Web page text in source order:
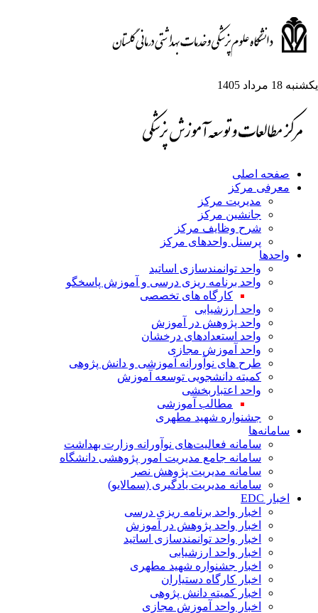
18 مرداد 1405
صفحه اصلی
معرفی مرکز
مدیریت مرکز
جانشین مرکز
شرح وظایف مرکز
پرسنل واحدهای مرکز
واحدها
واحد توانمندسازی اساتید
واحد برنامه ریزی درسی و آموزش پاسخگو
کارگاه های تخصصی
واحد ارزشیابی
واحد پژوهش در آموزش
واحد استعدادهای درخشان
واحد آموزش مجازی
طرح های نوآورانه آموزشی و دانش پژوهی
کمیته دانشجویی توسعه آموزش
واحد اعتباربخشی
مطالب آموزشی
جشنواره شهید مطهری
سامانه‌ها
سامانه فعالیت‌های نوآورانه وزارت بهداشت
سامانه جامع مدیریت امور پژوهشی دانشگاه
سامانه مدیریت پژوهش نصر
سامانه مدیریت یادگیری (سمالایو)
اخبار EDC
اخبار واحد برنامه ریزی درسی
اخبار واحد پژوهش در آموزش
اخبار واحد توانمندسازی اساتید
اخبار واحد ارزشیابی
اخبار جشنواره شهید مطهری
اخبار کارگاه دستیاران
اخبار کمیته دانش پژوهی
اخبار واحد آموزش مجازی